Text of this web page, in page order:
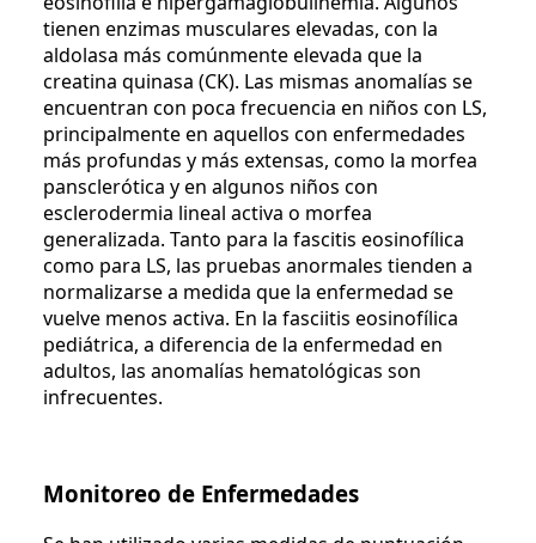
tienen enzimas musculares elevadas, con la
aldolasa más comúnmente elevada que la
creatina quinasa (CK). Las mismas anomalías se
encuentran con poca frecuencia en niños con LS,
principalmente en aquellos con enfermedades
más profundas y más extensas, como la morfea
pansclerótica y en algunos niños con
esclerodermia lineal activa o morfea
generalizada. Tanto para la fascitis eosinofílica
como para LS, las pruebas anormales tienden a
normalizarse a medida que la enfermedad se
vuelve menos activa. En la fasciitis eosinofílica
pediátrica, a diferencia de la enfermedad en
adultos, las anomalías hematológicas son
infrecuentes.
Monitoreo de Enfermedades